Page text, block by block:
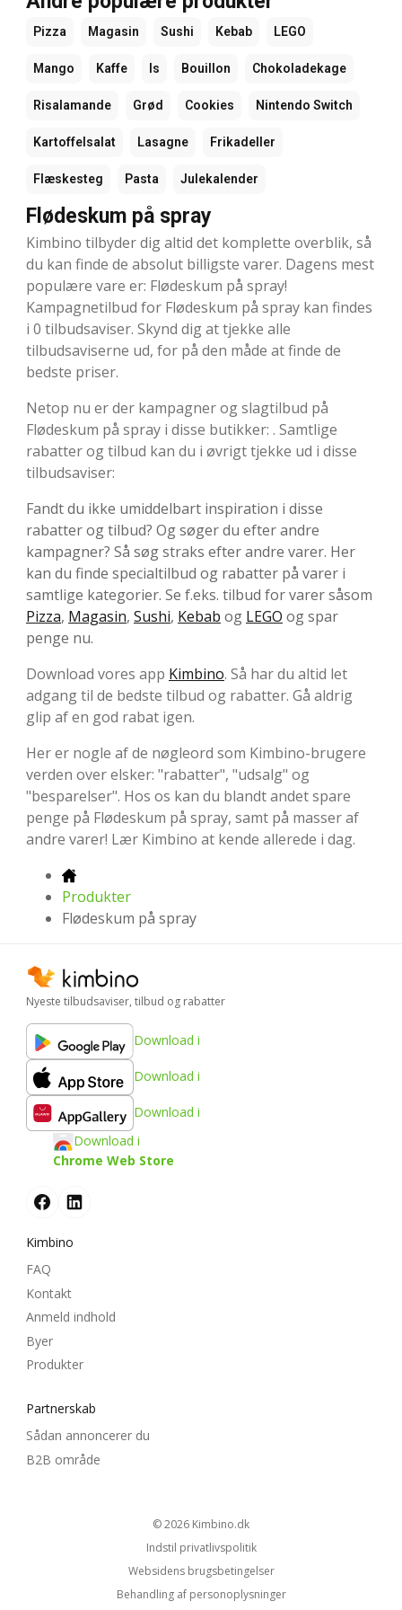
Pizza Magasin Sushi Kebab LEGO
Mango Kaffe Is Bouillon Chokoladekage
Risalamande Grød Cookies Nintendo Switch
Kartoffelsalat Lasagne Frikadeller
Flæskesteg Pasta Julekalender
Flødeskum på spray
Kimbino tilbyder dig altid det komplette overblik, så
du kan finde de absolut billigste varer. Dagens mest
populære vare er: Flødeskum på spray!
Kampagnetilbud for Flødeskum på spray kan findes
i 0 tilbudsaviser. Skynd dig at tjekke alle
tilbudsaviserne ud, for på den måde at finde de
bedste priser.
Netop nu er der kampagner og slagtilbud på
Flødeskum på spray i disse butikker: . Samtlige
rabatter og tilbud kan du i øvrigt tjekke ud i disse
tilbudsaviser:
Fandt du ikke umiddelbart inspiration i disse
rabatter og tilbud? Og søger du efter andre
kampagner? Så søg straks efter andre varer. Her
kan du finde specialtilbud og rabatter på varer i
samtlige kategorier. Se f.eks. tilbud for varer såsom
Pizza, Magasin, Sushi, Kebab og LEGO og spar
penge nu.
Download vores app Kimbino. Så har du altid let
adgang til de bedste tilbud og rabatter. Gå aldrig
glip af en god rabat igen.
Her er nogle af de nøgleord som Kimbino-brugere
verden over elsker: "rabatter", "udsalg" og
"besparelser". Hos os kan du blandt andet spare
penge på Flødeskum på spray, samt på masser af
andre varer! Lær Kimbino at kende allerede i dag.
Produkter
Flødeskum på spray
Nyeste tilbudsaviser, tilbud og rabatter
Download i
Download i
Download i
Download i
Chrome Web Store
Kimbino
FAQ
Kontakt
Anmeld indhold
Byer
Produkter
Partnerskab
Sådan annoncerer du
B2B område
© 2026
kimbino.dk
Indstil privatlivspolitik
Websidens brugsbetingelser
Behandling af personoplysninger